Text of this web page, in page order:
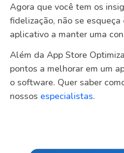
Agora que você tem os
fidelização, não se
aplicativo a manter uma
Além da App Store
pontos a melhorar em um
o software. Quer saber
nossos especialistas.